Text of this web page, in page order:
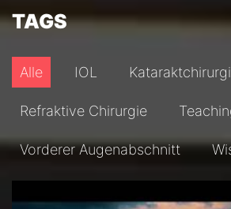
TAGS
Alle IOL
Refraktive Chirurgie
Vorderer Augenabschnitt